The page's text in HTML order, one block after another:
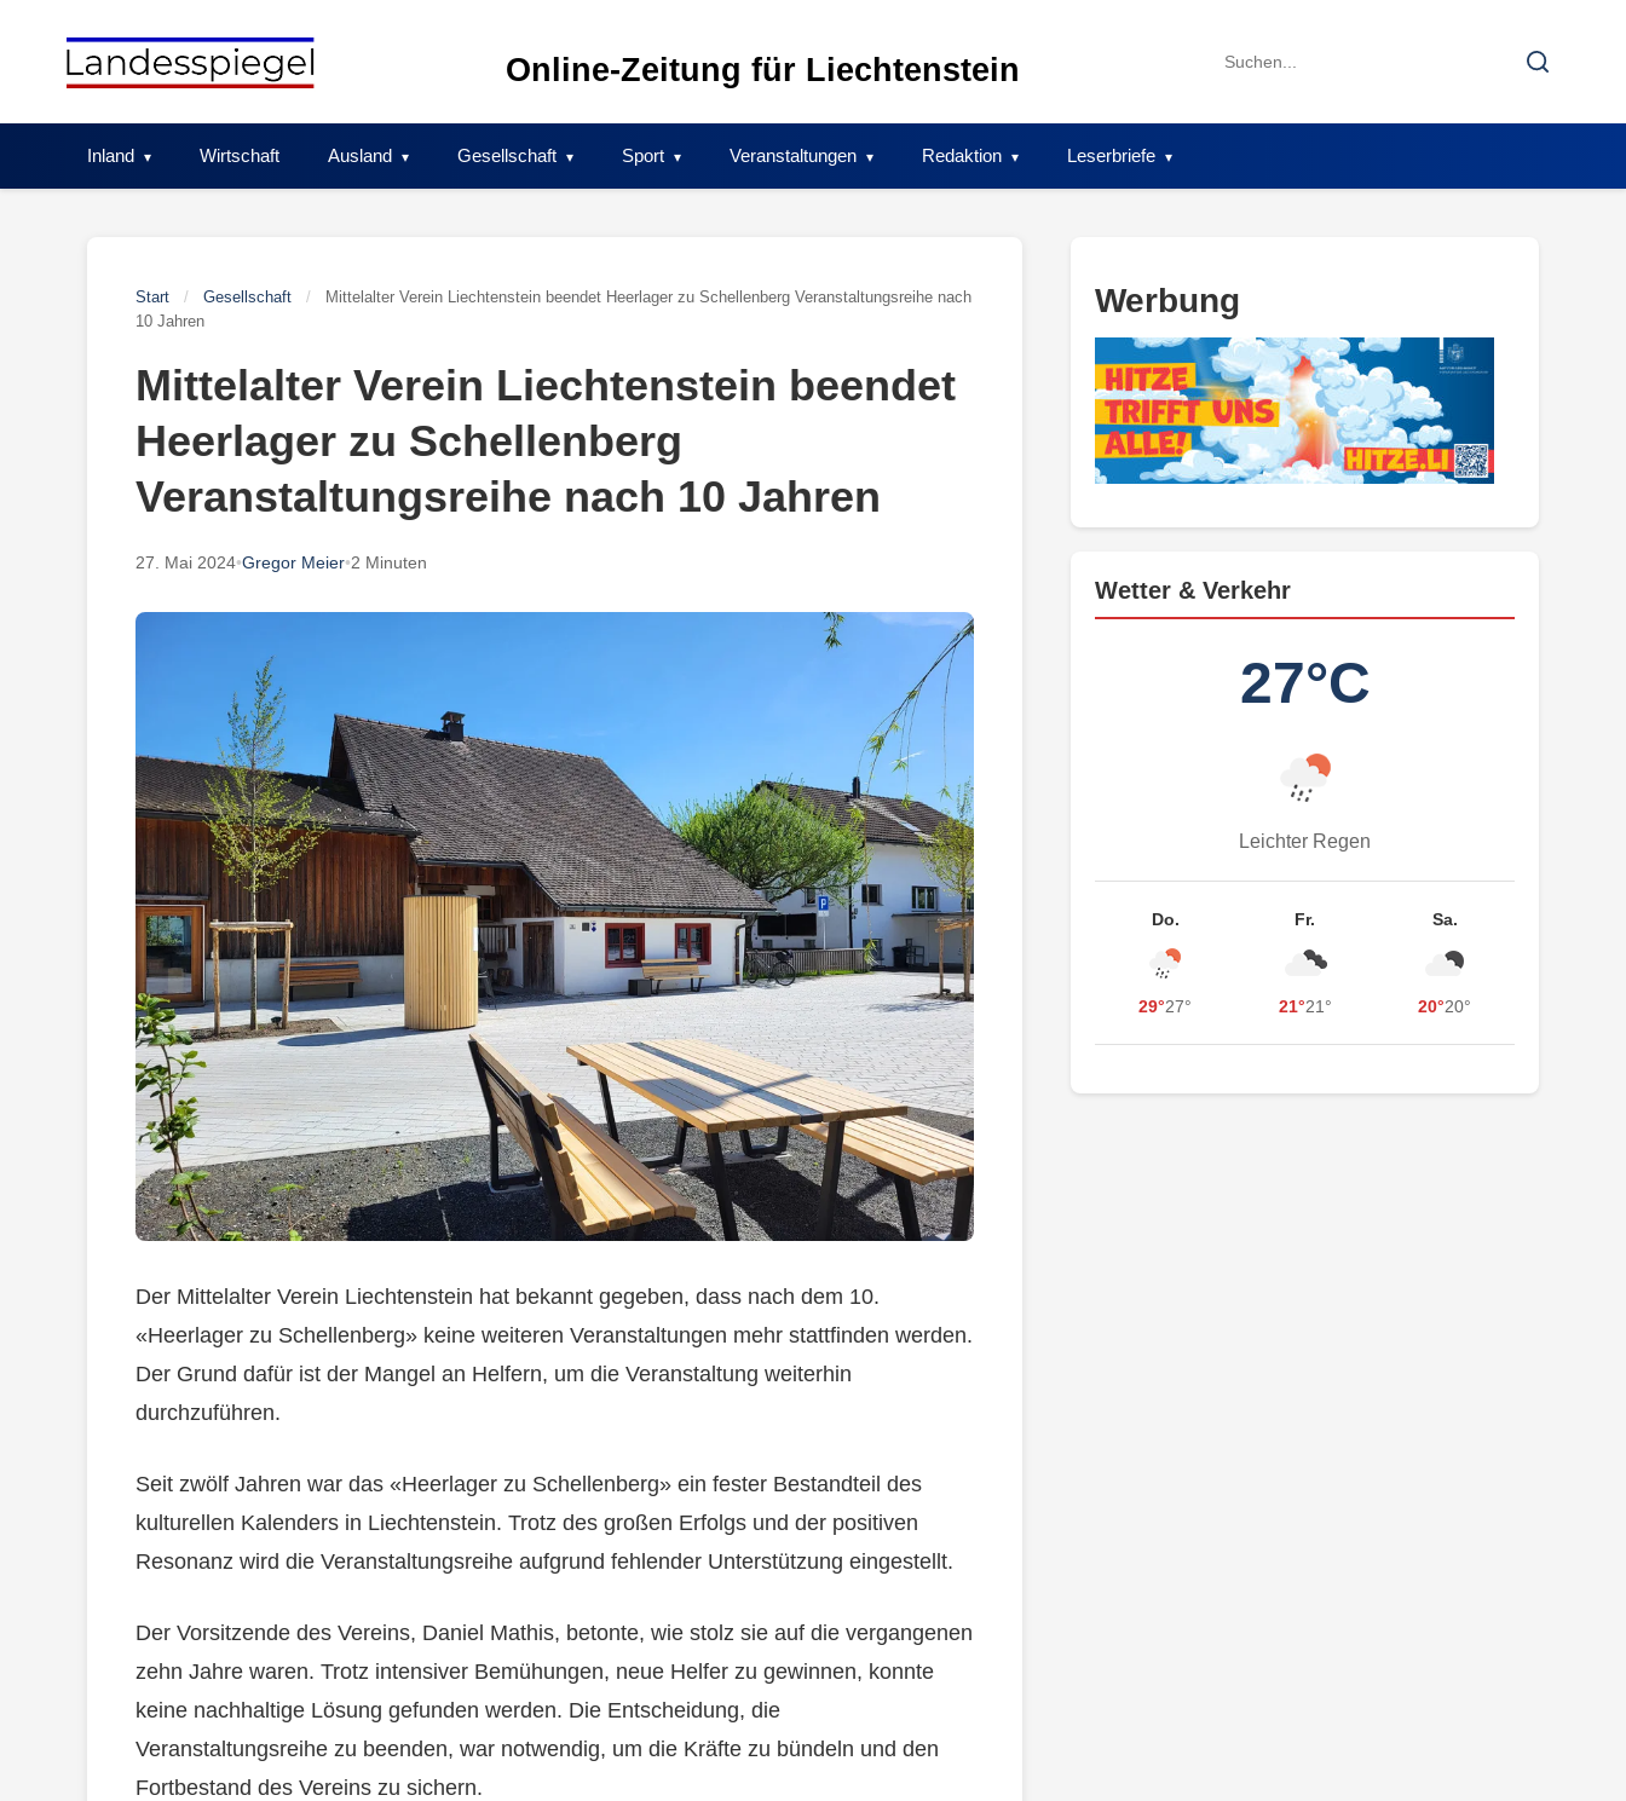
Online-Zeitung für Liechtenstein
Search
Search
Inland Wirtschaft Ausland Gesellschaft Sport Veranstaltungen Redaktion Leserbriefe
Start / Gesellschaft /
Mittelalter Verein Liechtenstein beendet Heerlager zu Schellenberg Veranstaltungsreihe nach
10 Jahren
Mittelalter Verein Liechtenstein beendet
Heerlager zu Schellenberg
Veranstaltungsreihe nach 10 Jahren
27. Mai 2024•Gregor Meier•2 Minuten
Der Mittelalter Verein Liechtenstein hat bekannt gegeben, dass nach dem 10.
«Heerlager zu Schellenberg» keine weiteren Veranstaltungen mehr stattfinden werden.
Der Grund dafür ist der Mangel an Helfern, um die Veranstaltung weiterhin
durchzuführen.
Seit zwölf Jahren war das «Heerlager zu Schellenberg» ein fester Bestandteil des
kulturellen Kalenders in Liechtenstein. Trotz des großen Erfolgs und der positiven
Resonanz wird die Veranstaltungsreihe aufgrund fehlender Unterstützung eingestellt.
Der Vorsitzende des Vereins, Daniel Mathis, betonte, wie stolz sie auf die vergangenen
zehn Jahre waren. Trotz intensiver Bemühungen, neue Helfer zu gewinnen, konnte
keine nachhaltige Lösung gefunden werden. Die Entscheidung, die
Veranstaltungsreihe zu beenden, war notwendig, um die Kräfte zu bündeln und den
Fortbestand des Vereins zu sichern.
Werbung
Wetter & Verkehr
27°C
Leichter Regen
Do.
29°27°
Fr.
21°21°
Sa.
20°20°